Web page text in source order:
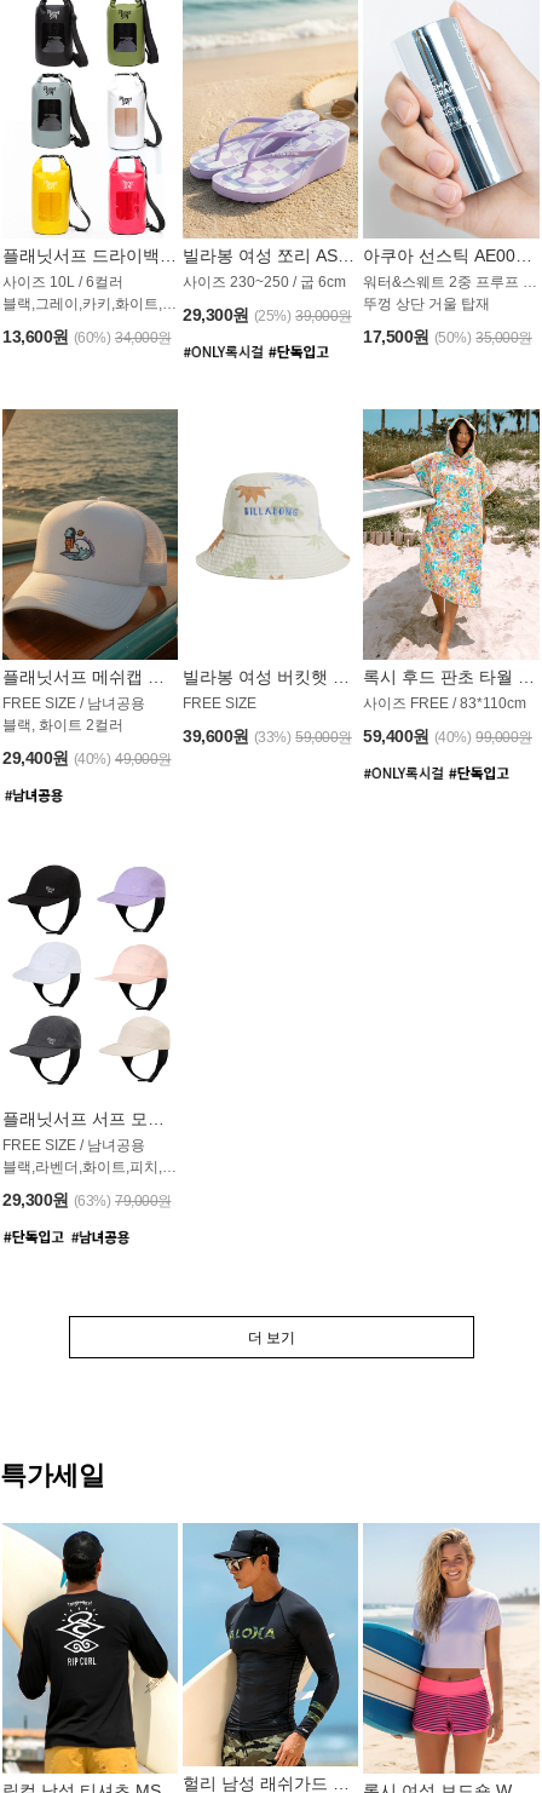
사이즈 10L / 6컬러
블랙,그레이,카키,화이트,옐로우,핑크
13,600원 (60%) 34,000원
사이즈 230~250 / 굽 6cm
29,300원 (25%) 39,000원
워터&스웨트 2중 프루프 / SPF 50+
뚜껑 상단 거울 탑재
17,500원 (50%) 35,000원
FREE SIZE / 남녀공용
블랙, 화이트 2컬러
29,400원 (40%) 49,000원
FREE SIZE
39,600원 (33%) 59,000원
사이즈 FREE / 83*110cm
59,400원 (40%) 99,000원
플래닛서프 서프 모자 UAC007PS
FREE SIZE / 남녀공용
블랙,라벤더,화이트,피치,그레이,오트밀 6컬러
29,300원 (63%) 79,000원
더 보기
특가세일